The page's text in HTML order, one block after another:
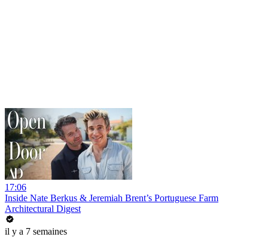
17:06
Inside Nate Berkus & Jeremiah Brent’s Portuguese Farm
Architectural Digest
il y a 7 semaines